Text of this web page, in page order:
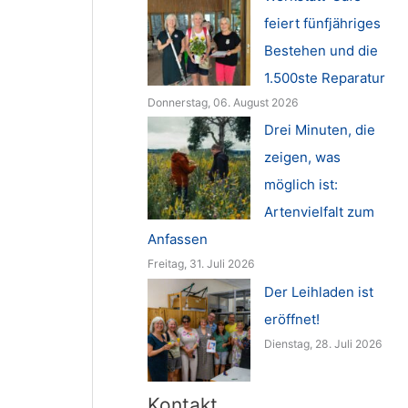
feiert fünfjähriges
Bestehen und die
1.500ste Reparatur
Donnerstag, 06. August 2026
Drei Minuten, die
zeigen, was
möglich ist:
Artenvielfalt zum
Anfassen
Freitag, 31. Juli 2026
Der Leihladen ist
eröffnet!
Dienstag, 28. Juli 2026